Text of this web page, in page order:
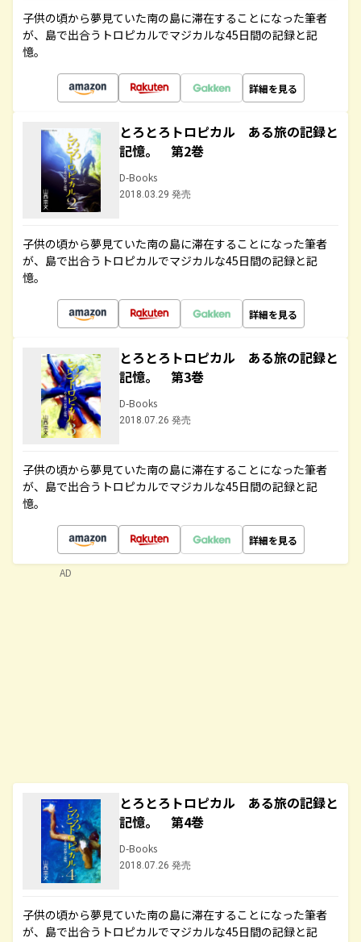
子供の頃から夢見ていた南の島に滞在することになった筆者
が、島で出合うトロピカルでマジカルな45日間の記録と記
憶。
詳細を見る
とろとろトロピカル ある旅の記録と
記憶。 第2巻
D-Books
2018.03.29 発売
子供の頃から夢見ていた南の島に滞在することになった筆者
が、島で出合うトロピカルでマジカルな45日間の記録と記
憶。
詳細を見る
とろとろトロピカル ある旅の記録と
記憶。 第3巻
D-Books
2018.07.26 発売
子供の頃から夢見ていた南の島に滞在することになった筆者
が、島で出合うトロピカルでマジカルな45日間の記録と記
憶。
詳細を見る
とろとろトロピカル ある旅の記録と
記憶。 第4巻
D-Books
2018.07.26 発売
子供の頃から夢見ていた南の島に滞在することになった筆者
が、島で出合うトロピカルでマジカルな45日間の記録と記
AD